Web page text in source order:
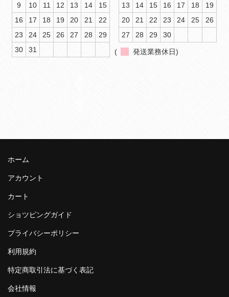
9
10 11 12 13 14
15
16
17 18 19 20 21
22
23
24 25 26 27 28
29
30
31
13
14 15 16 17 18
19
20
21 22 23 24 25
26
27
28 29 30
( 発送業務休日)
ホーム
アカウント
カート
ショツピングガイド
プライバシーポリシー
利用規約
特定商取引法に基づく表記
会社情報